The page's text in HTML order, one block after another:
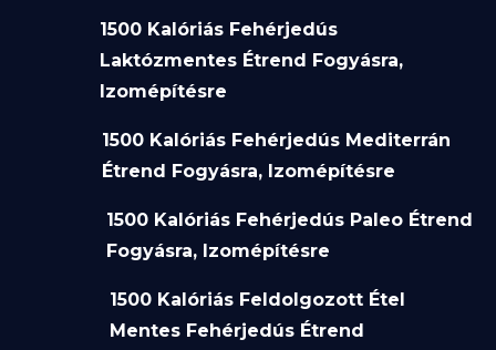
1500 Kalóriás Fehérjedús
Laktózmentes Étrend Fogyásra,
Izomépítésre
1500 Kalóriás Fehérjedús Mediterrán
Étrend Fogyásra, Izomépítésre
1500 Kalóriás Fehérjedús Paleo Étrend
Fogyásra, Izomépítésre
1500 Kalóriás Feldolgozott Étel
Mentes Fehérjedús Étrend